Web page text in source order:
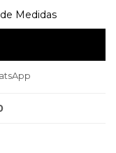
Medidas